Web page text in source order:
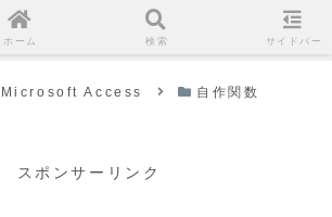
Microsoft Access 自作関数
スポンサーリンク
ホーム 検索 サイドバー